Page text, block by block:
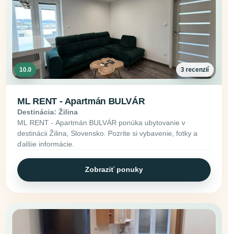
10.0 3 recenzií
ML RENT - Apartmán BULVÁR
Destinácia: Žilina
ML RENT - Apartmán BULVÁR ponúka ubytovanie v
destinácii Žilina, Slovensko. Pozrite si vybavenie, fotky a
ďalšie informácie.
Zobraziť ponuky